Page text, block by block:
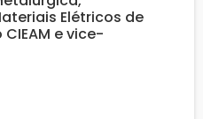
Elétricos de
e vice-